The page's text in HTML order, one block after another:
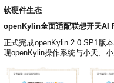
软硬件生态
openKylin全面适配联想开天AI
正式完成openKylin 2.0 SP1版
现openKylin操作系统与小天、